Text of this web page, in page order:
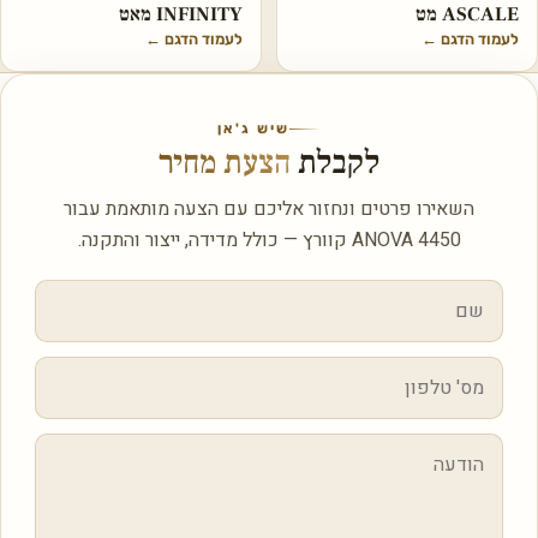
ASCALE מט
לעמוד הדגם ←
INFINITY מאט
לעמוד הדגם ←
שיש ג'אן
לקבלת הצעת מחיר
השאירו פרטים ונחזור אליכם עם הצעה מותאמת עבור
ANOVA 4450 קוורץ — כולל מדידה, ייצור והתקנה.